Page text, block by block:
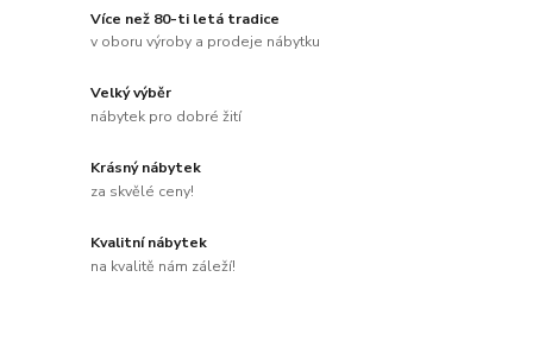
Více než 80-ti letá tradice
v oboru výroby a prodeje nábytku
Velký výběr
nábytek pro dobré žití
Krásný nábytek
za skvělé ceny!
Kvalitní nábytek
na kvalitě nám záleží!